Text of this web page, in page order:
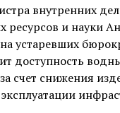
внутренних
ресурсов и науки
устаревших
доступность
счет снижения